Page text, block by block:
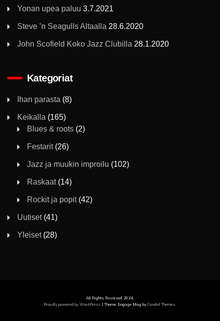
Yonan upea paluu 3.7.2021
Steve ’n Seagulls Altaalla 28.6.2020
John Scofield Koko Jazz Clubilla 28.1.2020
Kategoriat
Ihan parasta (8)
Keikalla (165)
Blues & roots (2)
Festarit(26)
Jazz ja muukin improilu (102)
Raskaat(14)
Rockit ja popit(42)
Uutiset(41)
Yleiset(28)
All Rights Reserved 2024.
Proudly powered by WordPress | Theme: Engage Mag by Candid Themes.